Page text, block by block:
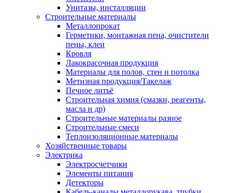
Унитазы, инсталляции
Строительные материалы
Металлопрокат
Герметики, монтажная пена, очистители
пены, клеи
Кровля
Лакокрасочная продукция
Материалы для полов, стен и потолка
Метизная продукция/Такелаж
Печное литьё
Строительная химия (смазки, реагенты,
масла и др)
Строительные материалы разное
Строительные смеси
Теплоизоляционные материалы
Хозяйственные товары
Электрика
Электросчетчики
Элементы питания
Детекторы